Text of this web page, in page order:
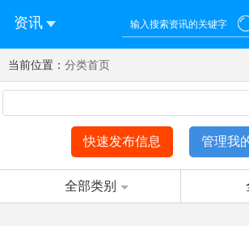
资讯
您好！欢迎来到济南西站棒极网-济南西部
合资讯门户网站
登录 注册 微信快速登
当前位置： 分类首页
快速发布信息 管理我
全部类别